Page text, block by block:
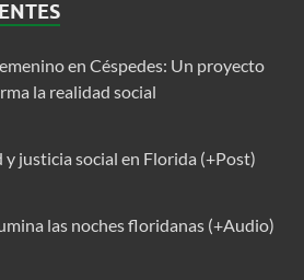
en Céspedes: Un proyecto
la realidad social
justicia social en Florida (+Post)
las noches floridanas (+Audio)